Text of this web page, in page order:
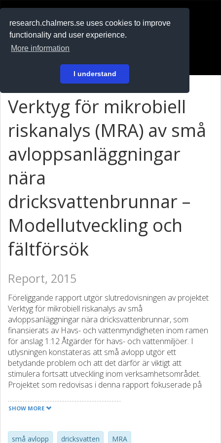
research.chalmers.se uses cookies to improve
functionality and user experience.
More information
I understand
På svenska
Verktyg för mikrobiell
riskanalys (MRA) av små
avloppsanläggningar
nära
dricksvattenbrunnar –
Modellutveckling och
fältförsök
Report, 2015
Föreliggande rapport utgör slutredovisningen av projektet
Verktyg för mikrobiell riskanalys av små
avloppsanläggningar nära dricksvattenbrunnar, som
finansierats av Havs- och vattenmyndigheten inom ramen
för anslag 1:12 Åtgärder för havs- och vattenmiljöer. I
utlysningen konstateras att små avlopp utgör ett
betydande problem och att det därför är viktigt att
stimulera fortsatt utveckling inom verksamhetsområdet.
Projektet som redovisas i denna rapport fokuserade på
dricksvattenbrunnar. Ett verktyg i form av en datormodell
att få ökad kunskap om virustransport i grundvatten.
SHOW MORE
små avlopp dricksvatten MRA